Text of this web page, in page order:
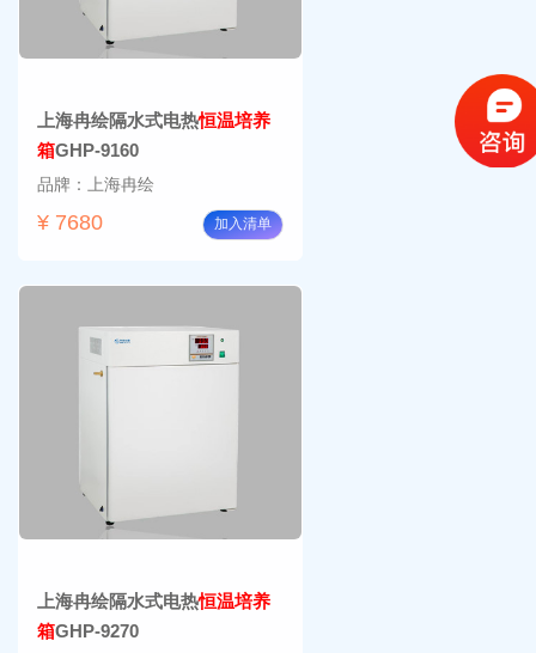
上海冉绘隔水式电热恒温培养
箱GHP-9160
品牌：上海冉绘
¥ 7680 加入清单
上海冉绘隔水式电热恒温培养
箱GHP-9270